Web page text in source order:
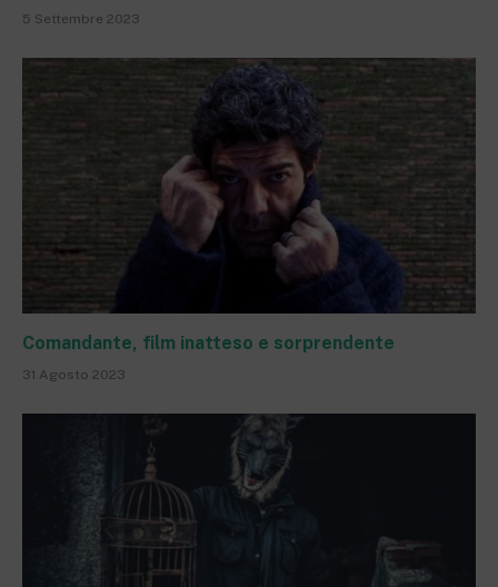
5 Settembre 2023
Comandante, film inatteso e sorprendente
31 Agosto 2023